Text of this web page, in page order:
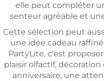
elle peut compléter
senteur agréable et
Cette sélection peut
une idée cadeau
PartyLite, c’est
plaisir olfactif,
anniversaire, une